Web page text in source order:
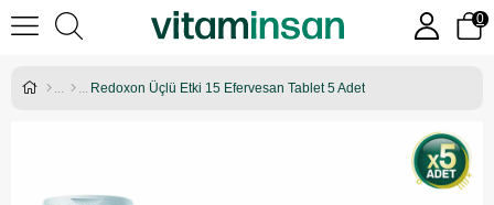
0
Redoxon Üçlü Etki 15 Efervesan Tablet 5 Adet